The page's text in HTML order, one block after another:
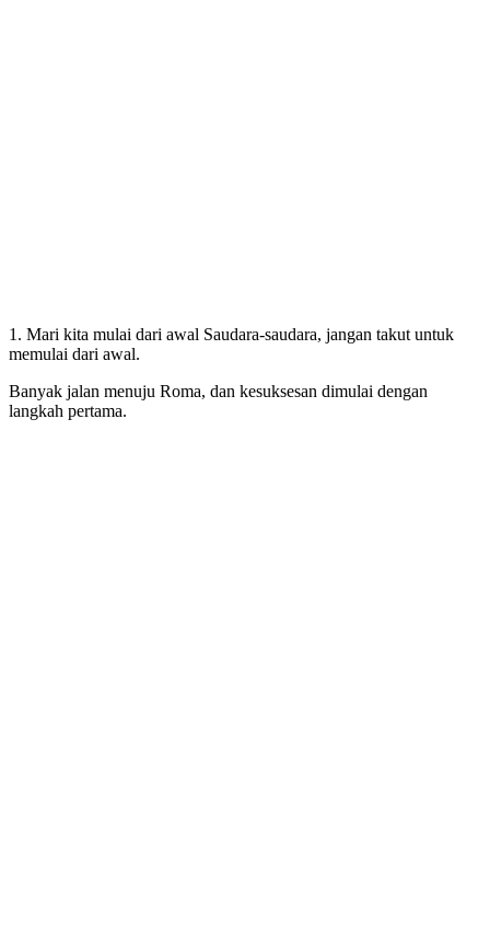
1. Mari kita mulai dari awal Saudara-saudara, jangan takut untuk
memulai dari awal.
Banyak jalan menuju Roma, dan kesuksesan dimulai dengan
langkah pertama.